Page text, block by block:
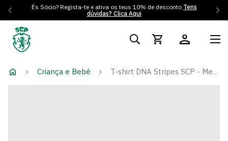
És Sócio? Regista-te e ativa os teus 10% de desconto Tens
dúvidas? Clica Aqui
Criança e Bebé T-shirt DNA Stripes SCP - Menina